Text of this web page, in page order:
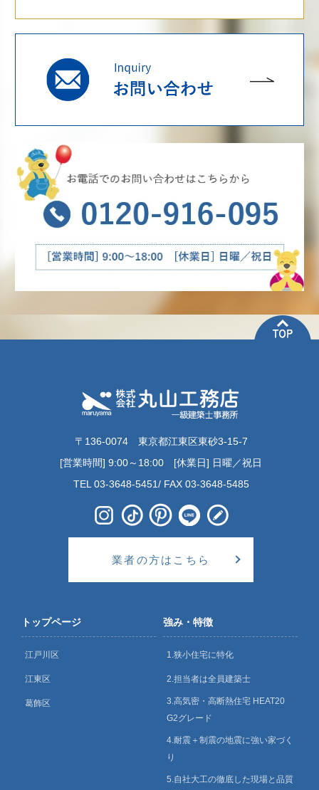
〒136-0074 東京都江東区東砂3-15-7
[営業時間] 9:00～18:00 [休業日] 日曜／祝日
TEL 03-3648-5451/ FAX 03-3648-5485
業者の方はこちら
トップページ
江戸川区
江東区
葛飾区
強み・特徴
1.狭小住宅に特化
2.担当者は全員建築士
3.高気密・高断熱住宅 HEAT20
G2グレード
4.耐震＋制震の地震に強い家づく
り
5.自社大工の徹底した現場と品質